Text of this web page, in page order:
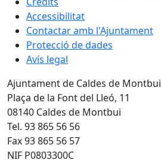
Accessibilitat
Contactar amb l'Ajuntament
Protecció de dades
Avís legal
Ajuntament de Caldes de Montbui
Plaça de la Font del Lleó, 11
08140 Caldes de Montbui
Tel. 93 865 56 56
Fax 93 865 56 57
NIF P0803300C